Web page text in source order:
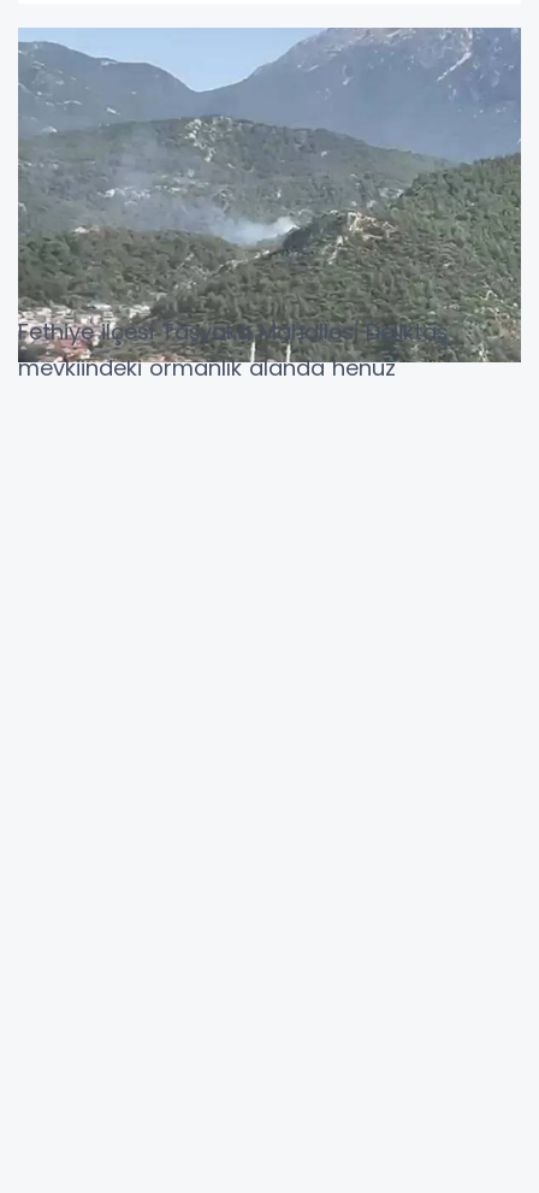
Fethiye ilçesi Taşyaka Mahallesi Deliktaş
mevkiindeki ormanlık alanda henüz